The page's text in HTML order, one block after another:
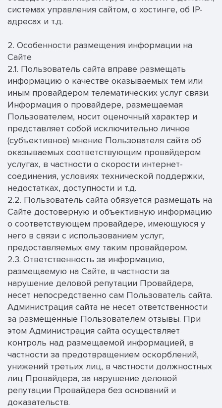
системах управления сайтом, о хостинге, об IP-
адресах и т.д.
2. Особенности размещения информации на
Сайте
2.1. Пользователь сайта вправе размещать
информацию о качестве оказываемых тем или
иным провайдером телематических услуг связи.
Информация о провайдере, размещаемая
Пользователем, носит оценочный характер и
представляет собой исключительно личное
(субъективное) мнение Пользователя сайта об
оказываемых соответствующим провайдером
услугах, в частности о скорости интернет-
соединения, условиях технической поддержки,
недостатках, доступности и т.д.
2.2. Пользователь сайта обязуется размещать на
Сайте достоверную и объективную информацию
о соответствующем провайдере, имеющуюся у
него в связи с использованием услуг,
предоставляемых ему таким провайдером.
2.3. Ответственность за информацию,
размещаемую на Сайте, в частности за
нарушение деловой репутации Провайдера,
несет непосредственно сам Пользователь сайта.
Администрация сайта не несет ответственности
за размещенные Пользователем отзывы. При
этом Администрация сайта осуществляет
контроль над размещаемой информацией, в
частности за предотвращением оскорблений,
унижений третьих лиц, в частности должностных
лиц Провайдера, за нарушение деловой
репутации Провайдера без оснований и
доказательств.